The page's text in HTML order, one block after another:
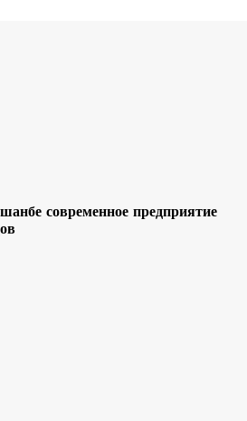
современное предприятие